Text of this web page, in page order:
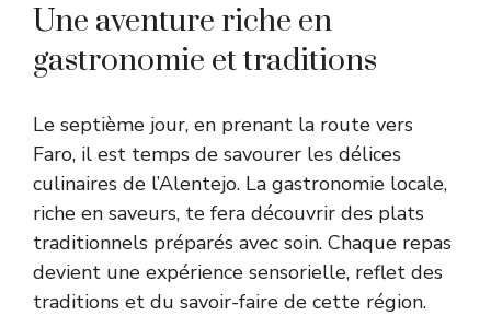
Une aventure riche en
gastronomie et traditions
Le septième jour, en prenant la route vers
Faro, il est temps de savourer les délices
culinaires de l’Alentejo. La gastronomie locale,
riche en saveurs, te fera découvrir des plats
traditionnels préparés avec soin. Chaque repas
devient une expérience sensorielle, reflet des
traditions et du savoir-faire de cette région.